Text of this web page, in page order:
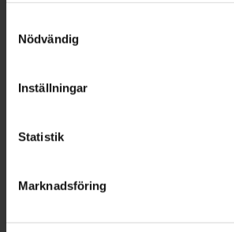
som kan ha en noggrannhet på
Du kan ändra eller dra tillbaka ditt
För att du ska få en så bra upplevelse
Nödvändig
Inställningar
Statistik
Marknadsföring
Lucas Falk